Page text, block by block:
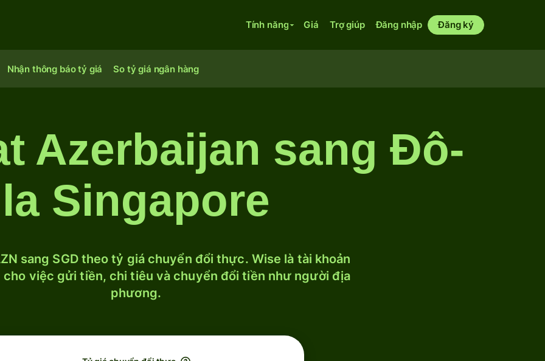
Tính năng Giá Trợ giúp Đăng nhập Đăng ký
Nhận thông báo tỷ giá So tỷ giá ngân hàng
Azerbaijan sang Đô-
la Singapore
sang SGD theo tỷ giá chuyển đổi thực. Wise là tài khoản
việc gửi tiền, chi tiêu và chuyển đổi tiền như người địa
phương.